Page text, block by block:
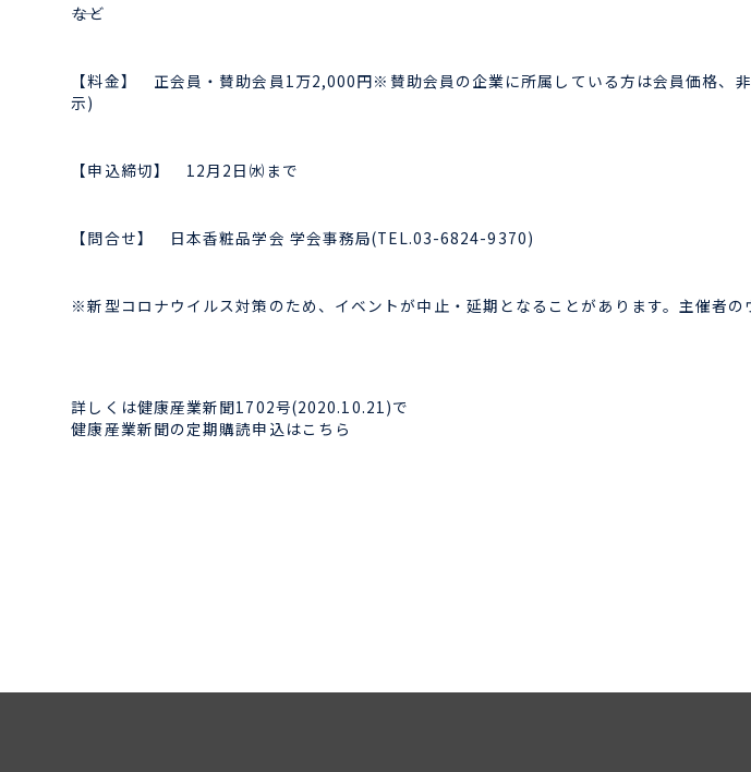
――など
【料金】 正会員・賛助会員1万2,000円※賛助会員の企業に所属している方は会員価格
示)
【申込締切】 12月2日㈬まで
【問合せ】 日本香粧品学会 学会事務局(TEL.03-6824-9370)
※新型コロナウイルス対策のため、イベントが中止・延期となることがあります。主催者の
詳しくは健康産業新聞1702号(2020.10.21)で
健康産業新聞の定期購読申込はこちら